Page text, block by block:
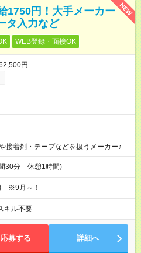
NEW
1750円！大手メーカー
タ入力など
WEB登録・面接OK
円
接着剤・テープなどを扱うメーカー♪
30分 休憩1時間)
※9月～！
キル不要
応募する 詳細へ